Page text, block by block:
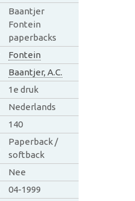
Baantjer
Fontein
paperbacks
Fontein
Baantjer, A.C.
1e druk
Nederlands
140
Paperback /
softback
Nee
04-1999